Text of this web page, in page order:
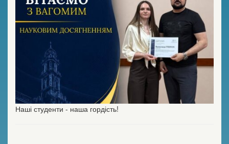
Наші студенти - наша гордість!